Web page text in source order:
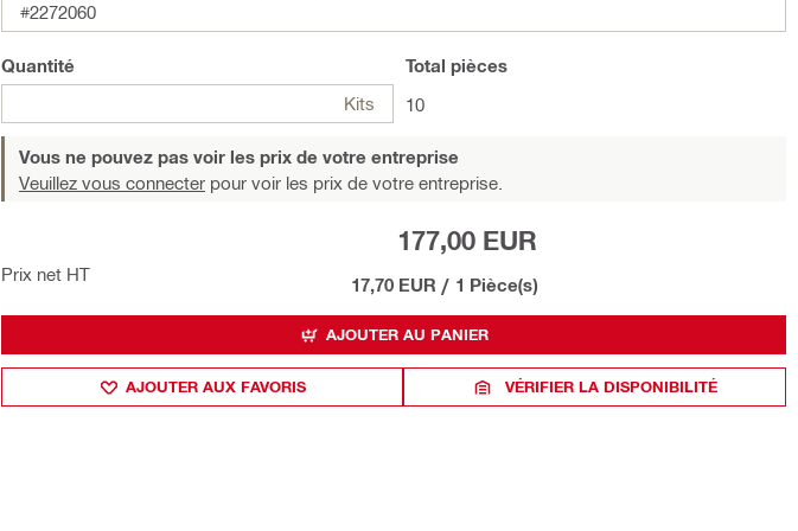
#2272060
Quantité
Kits
Total pièces
10
Vous ne pouvez pas voir les prix de votre entreprise
Veuillez vous connecter pour voir les prix de votre entreprise.
Prix net HT
177,00 EUR
17,70 EUR / 1 Pièce(s)
AJOUTER AU PANIER
AJOUTER AUX FAVORIS VÉRIFIER LA DISPONIBILITÉ